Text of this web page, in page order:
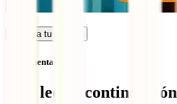
Calcula tu seguro
Sin comentarios
Qué leer a continuación